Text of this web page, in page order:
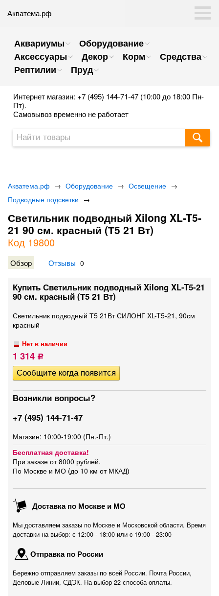
Акватема.рф
Аквариумы
Оборудование
Аксессуары
Декор Корм
Средства
Рептилии
Пруд
Интернет магазин: +7 (495) 144-71-47 (10:00 до 18:00 Пн-
Пт).
Самовывоз временно не работает
Акватема.рф → Оборудование → Освещение →
Подводные подсветки →
Светильник подводный Xilong XL-T5-
21 90 см. красный (Т5 21 Вт)
Код 19800
Обзор Отзывы 0
Купить Светильник подводный Xilong XL-T5-21
90 см. красный (Т5 21 Вт)
Светильник подводный Т5 21Вт СИЛОНГ XL-T5-21, 90см
красный
Нет в наличии
1 314 Р
Возникли вопросы?
+7 (495) 144-71-47
Магазин: 10:00-19:00 (Пн.-Пт.)
Бесплатная доставка!
При заказе от 8000 рублей.
По Москве и МО (до 10 км от МКАД)
Доставка по Москве и МО
Мы доставляем заказы по Москве и Московской области. Время
доставки на выбор: с 12:00 - 18:00 или c 19:00 - 23:00
Отправка по России
Бережно отправляем заказы по всей России. Почта России,
Деловые Линии, СДЭК. На выбор 22 способа оплаты.